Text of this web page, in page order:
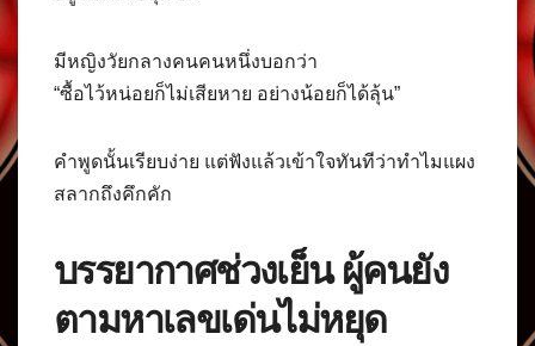
มีหญิงวัยกลางคนคนหนึ่งบอกว่า
“ซื้อไว้หน่อยก็ไม่เสียหาย อย่างน้อยก็ได้ลุ้น”
คำพูดนั้นเรียบง่าย แต่ฟังแล้วเข้าใจทันทีว่าทำไมแผง
สลากถึงคึกคัก
บรรยากาศช่วงเย็น ผู้คนยัง
ตามหาเลขเด่นไม่หยุด